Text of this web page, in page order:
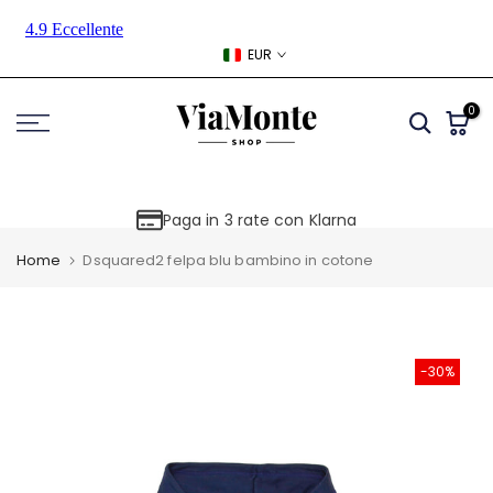
Skip
EUR
0
Paga in 3 rate con Klarna
Home Dsquared2 felpa blu bambino in cotone
-30%